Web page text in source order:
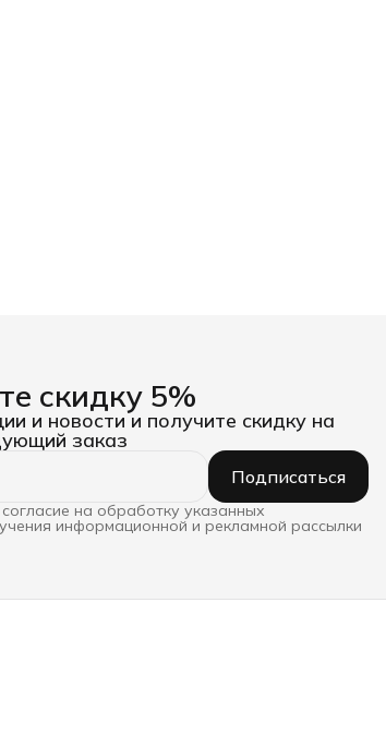
скидку 5%
и новости и получите скидку на
заказ
Подписаться
на обработку указанных
информационной и рекламной рассылки